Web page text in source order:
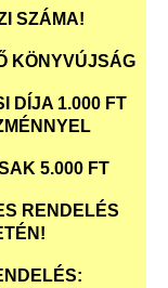
SZÁMA!
KÖNYVÚJSÁG
DÍJA 1.000 FT
5.000 FT
RENDELÉS